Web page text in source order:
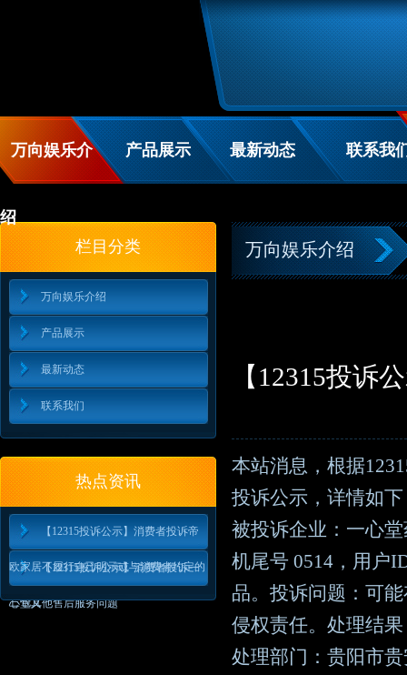
万向娱乐介
绍
产品展示 最新动态 联系我
栏目分类
万向娱乐介绍
产品展示
最新动态
联系我们
热点资讯
【12315投诉公示】消费者投诉帝
欧家居不履行自己明示或与消费者约定的
三包义
【12315投诉公示】消费者投诉一
心堂其他售后服务问题
万向娱乐介绍
【12315投诉
本站消息，根据
投诉公示，详情如
被投诉企业：一心
机尾号 0514，用户
品。投诉问题：可
侵权责任。处理结
处理部门：贵阳市